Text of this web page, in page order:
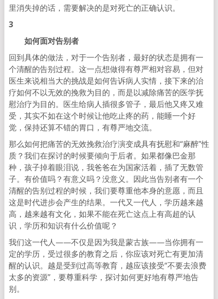
里消失掉的话，需要解决的是对死亡的正确认识。
3
如何面对告别者
回到具体的做法，对于一个告别者，最好的状态是拥有一
个清醒的告别过程。这一点想做得有尊严相对容易，但对
医生来说相当大的挑战是如何告诉病人实情，接下来的治
疗如何不以无效的挽救为目的，而是以减除痛苦的医学抚
慰治疗为目的。医生给病人插很多管子，最后他又疼又难
受，其实不如在这个时候让他吃止疼的药，能睡一个好
觉，保持还算不错的胃口，有尊严地交流。
那么如何把痛苦的无效挽救治疗演变成具有抚慰和“麻醉”性
质？我们在探讨的时候要倾向于后者。如果都像巴金那
种，孩子掉着眼泪说，我爸爸在为国家活着，插了无数管
子。有价值吗？有意义吗？没意义。因此当告别者有一个
清醒的告别过程的时候，我们要尊重他本身的意愿，而且
这是时代进步会产生的结果。一代又一代人，学历越来越
高，越来越有文化，如果不能在死亡这点上有高超的认
识，学历和知识有什么价值呢？
我们这一代人——不仅是因为我是蒙古族——当你拥有一
定的学历，受过很多的教育之后，你应该对死亡有更加清
醒的认识。越是受到过高等教育，越应该接受“不要去浪费
太多的资源”，要尊重科学，探讨如何更好地有尊严地告
别。